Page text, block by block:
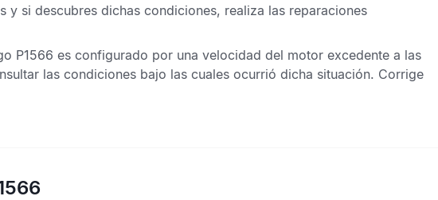
y si descubres dichas condiciones, realiza las reparaciones
P1566 es configurado por una velocidad del motor excedente a las
las condiciones bajo las cuales ocurrió dicha situación. Corrige